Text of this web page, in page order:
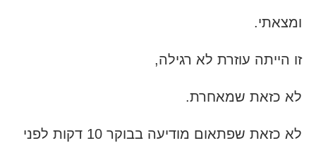
ומצאתי.
זו הייתה עוזרת לא רגילה,
לא כזאת שמאחרת.
לא כזאת שפתאום מודיעה בבוקר 10 דקות לפני